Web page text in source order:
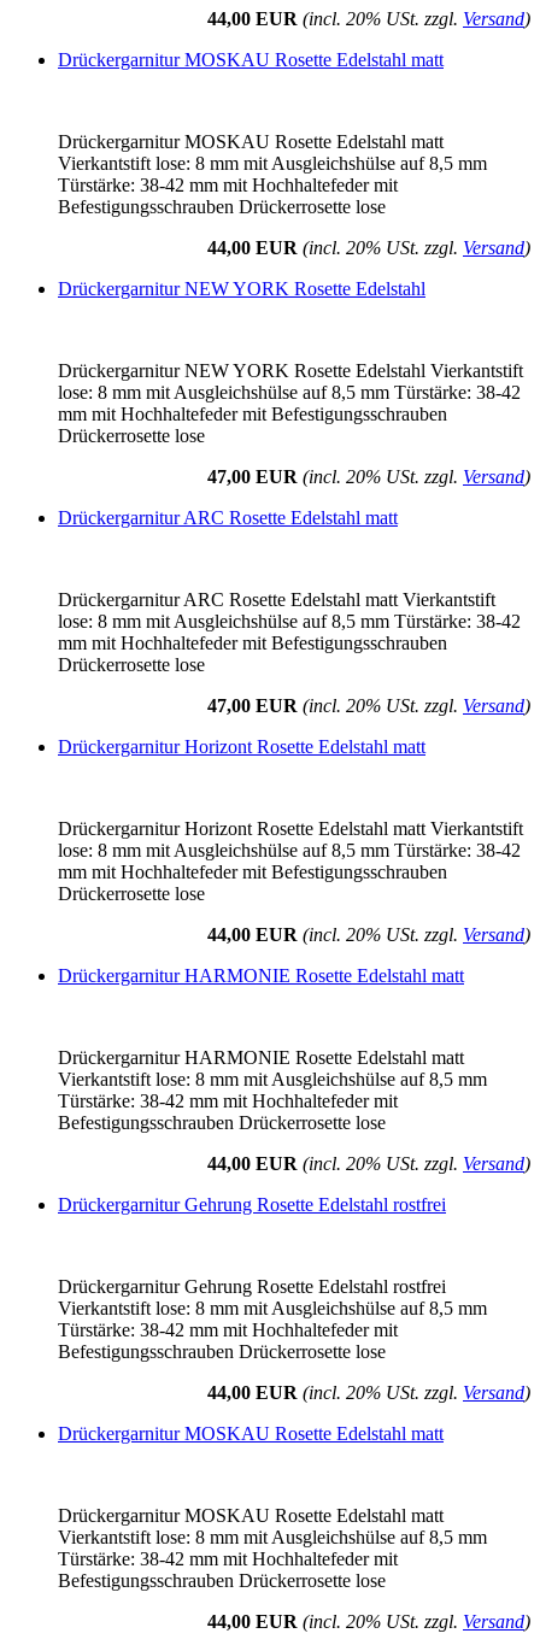
44,00 EUR (incl. 20% USt. zzgl. Versand)
Drückergarnitur MOSKAU Rosette Edelstahl matt
Drückergarnitur MOSKAU Rosette Edelstahl matt
Vierkantstift lose: 8 mm mit Ausgleichshülse auf 8,5 mm
Türstärke: 38-42 mm mit Hochhaltefeder mit
Befestigungsschrauben Drückerrosette lose
44,00 EUR (incl. 20% USt. zzgl. Versand)
Drückergarnitur NEW YORK Rosette Edelstahl
Drückergarnitur NEW YORK Rosette Edelstahl Vierkantstift
lose: 8 mm mit Ausgleichshülse auf 8,5 mm Türstärke: 38-42
mm mit Hochhaltefeder mit Befestigungsschrauben
Drückerrosette lose
47,00 EUR (incl. 20% USt. zzgl. Versand)
Drückergarnitur ARC Rosette Edelstahl matt
Drückergarnitur ARC Rosette Edelstahl matt Vierkantstift
lose: 8 mm mit Ausgleichshülse auf 8,5 mm Türstärke: 38-42
mm mit Hochhaltefeder mit Befestigungsschrauben
Drückerrosette lose
47,00 EUR (incl. 20% USt. zzgl. Versand)
Drückergarnitur Horizont Rosette Edelstahl matt
Drückergarnitur Horizont Rosette Edelstahl matt Vierkantstift
lose: 8 mm mit Ausgleichshülse auf 8,5 mm Türstärke: 38-42
mm mit Hochhaltefeder mit Befestigungsschrauben
Drückerrosette lose
44,00 EUR (incl. 20% USt. zzgl. Versand)
Drückergarnitur HARMONIE Rosette Edelstahl matt
Drückergarnitur HARMONIE Rosette Edelstahl matt
Vierkantstift lose: 8 mm mit Ausgleichshülse auf 8,5 mm
Türstärke: 38-42 mm mit Hochhaltefeder mit
Befestigungsschrauben Drückerrosette lose
44,00 EUR (incl. 20% USt. zzgl. Versand)
Drückergarnitur Gehrung Rosette Edelstahl rostfrei
Drückergarnitur Gehrung Rosette Edelstahl rostfrei
Vierkantstift lose: 8 mm mit Ausgleichshülse auf 8,5 mm
Türstärke: 38-42 mm mit Hochhaltefeder mit
Befestigungsschrauben Drückerrosette lose
44,00 EUR (incl. 20% USt. zzgl. Versand)
Drückergarnitur MOSKAU Rosette Edelstahl matt
Drückergarnitur MOSKAU Rosette Edelstahl matt
Vierkantstift lose: 8 mm mit Ausgleichshülse auf 8,5 mm
Türstärke: 38-42 mm mit Hochhaltefeder mit
Befestigungsschrauben Drückerrosette lose
44,00 EUR (incl. 20% USt. zzgl. Versand)